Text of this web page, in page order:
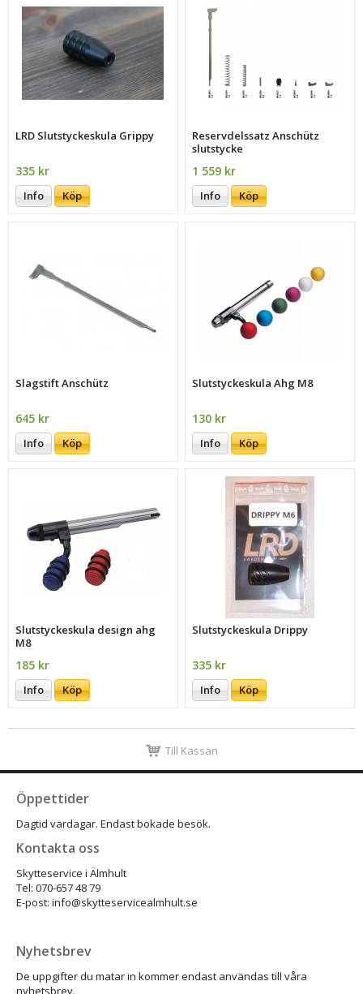
LRD Slutstyckeskula Grippy
335 kr
Info Köp
Reservdelssatz Anschütz
slutstycke
1 559 kr
Info Köp
Slagstift Anschütz
645 kr
Info Köp
Slutstyckeskula Ahg M8
130 kr
Info Köp
Slutstyckeskula design ahg
M8
185 kr
Info Köp
Slutstyckeskula Drippy
335 kr
Info Köp
Till Kassan
Öppettider
Dagtid vardagar. Endast bokade besök.
Kontakta oss
Skytteservice i Älmhult
Tel: 070-657 48 79
E-post: info@skytteservicealmhult.se
Nyhetsbrev
De uppgifter du matar in kommer endast användas till våra
nyhetsbrev.